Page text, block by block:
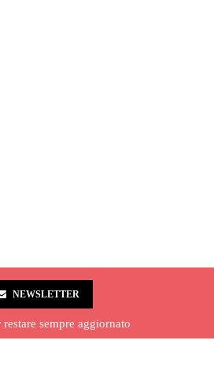
NEWSLETTER
sempre aggiornato